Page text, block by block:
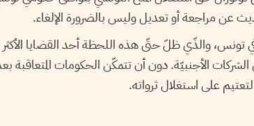
تونس، والذّي ظلّ حتّى هذه اللحظة أحد القضايا
الأجنبيّة. دون أن تتمكّن الحكومات المتعاقبة
على استغلال ثرواته.